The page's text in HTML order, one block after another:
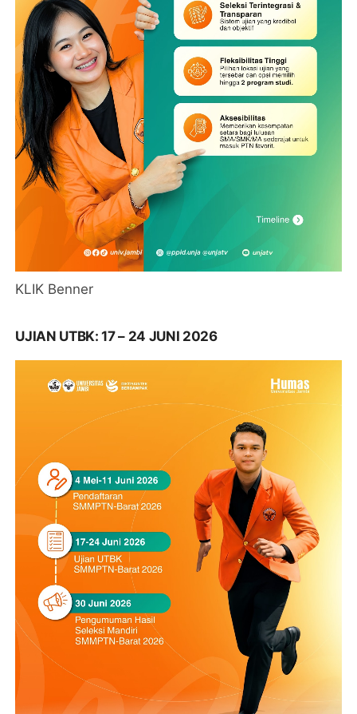
KLIK Benner
UJIAN UTBK: 17 – 24 JUNI 2026